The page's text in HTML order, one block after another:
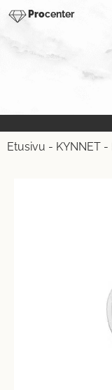
Procenter
Etusivu - KYNNET -